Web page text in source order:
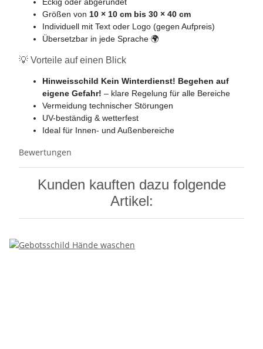
Größen von 10 × 10 cm bis 30 × 40 cm
Individuell mit Text oder Logo (gegen Aufpreis)
Übersetzbar in jede Sprache 🌍
💡 Vorteile auf einen Blick
Hinweisschild Kein Winterdienst! Begehen auf
eigene Gefahr! – klare Regelung für alle Bereiche
Vermeidung technischer Störungen
UV-beständig & wetterfest
Ideal für Innen- und Außenbereiche
Bewertungen
Kunden kauften dazu folgende
Artikel: